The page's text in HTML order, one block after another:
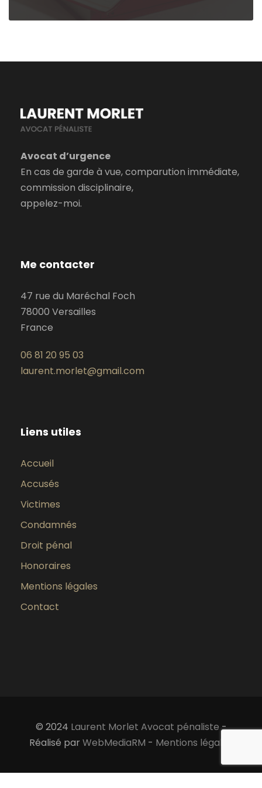
Avocat d’urgence
En cas de garde à vue, comparution immédiate,
commission disciplinaire,
appelez-moi.
Me contacter
47 rue du Maréchal Foch
78000 Versailles
France
06 81 20 95 03
laurent.morlet@gmail.com
Liens utiles
Accueil
Accusés
Victimes
Condamnés
Droit pénal
Honoraires
Mentions légales
Contact
© 2024 Laurent Morlet Avocat pénaliste-
Réalisé parWebMediaRM - Mentions légales